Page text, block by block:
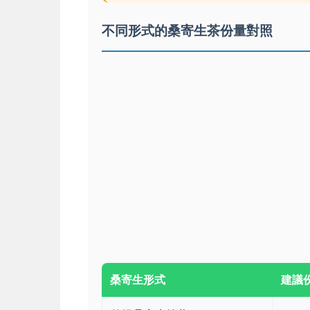
不同形式的桑寄生茶份量對照
桑寄生形式 建議